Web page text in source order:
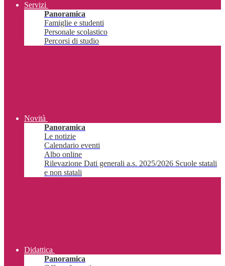
Servizi
Panoramica
Famiglie e studenti
Personale scolastico
Percorsi di studio
Novità
Panoramica
Le notizie
Calendario eventi
Albo online
Rilevazione Dati generali a.s. 2025/2026 Scuole statali
e non statali
Didattica
Panoramica